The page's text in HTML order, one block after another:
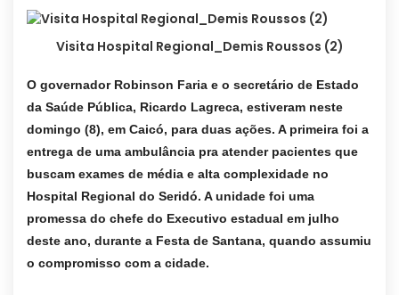
Visita Hospital Regional_Demis Roussos (2)
O governador Robinson Faria e o secretário de Estado
da Saúde Pública, Ricardo Lagreca, estiveram neste
domingo (8), em Caicó, para duas ações. A primeira foi a
entrega de uma ambulância pra atender pacientes que
buscam exames de média e alta complexidade no
Hospital Regional do Seridó. A unidade foi uma
promessa do chefe do Executivo estadual em julho
deste ano, durante a Festa de Santana, quando assumiu
o compromisso com a cidade.